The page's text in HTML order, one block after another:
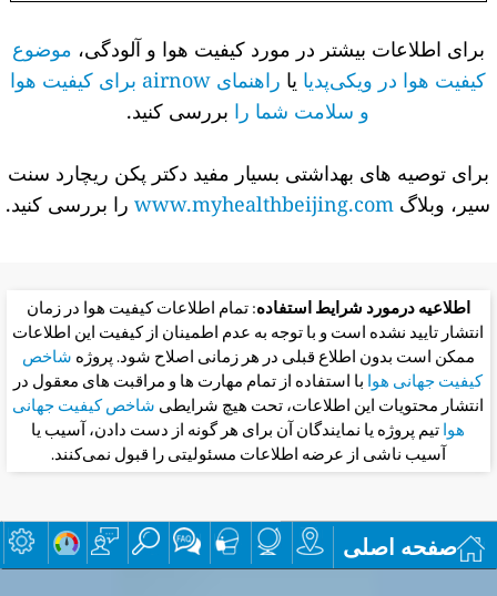
برای اطلاعات بیشتر در مورد کیفیت هوا و آلودگی، موضوع
کیفیت هوا در ویکی‌پدیایا
راهنمای airnow برای کیفیت هوا
و سلامت شما را بررسی کنید.
برای توصیه های بهداشتی بسیار مفید دکتر پکن ریچارد سنت
سیر، وبلاگ www.myhealthbeijing.comرا بررسی کنید.
اطلاعیه درمورد شرایط استفاده: تمام اطلاعات کیفیت هوا در زمان
انتشار تایید نشده است و با توجه به عدم اطمینان از کیفیت این اطلاعات
ممکن است بدون اطلاع قبلی در هر زمانی اصلاح شود. پروژهشاخص
کیفیت جهانی هوابا استفاده از تمام مهارت ها و مراقبت های معقول در
انتشار محتویات این اطلاعات، تحت هیچ شرایطیشاخص کیفیت جهانی
هواتیم پروژه یا نمایندگان آن برای هر گونه از دست دادن، آسیب یا
آسیب ناشی از عرضه اطلاعات مسئولیتی را قبول نمی‌کنند.
صفحه اصلی